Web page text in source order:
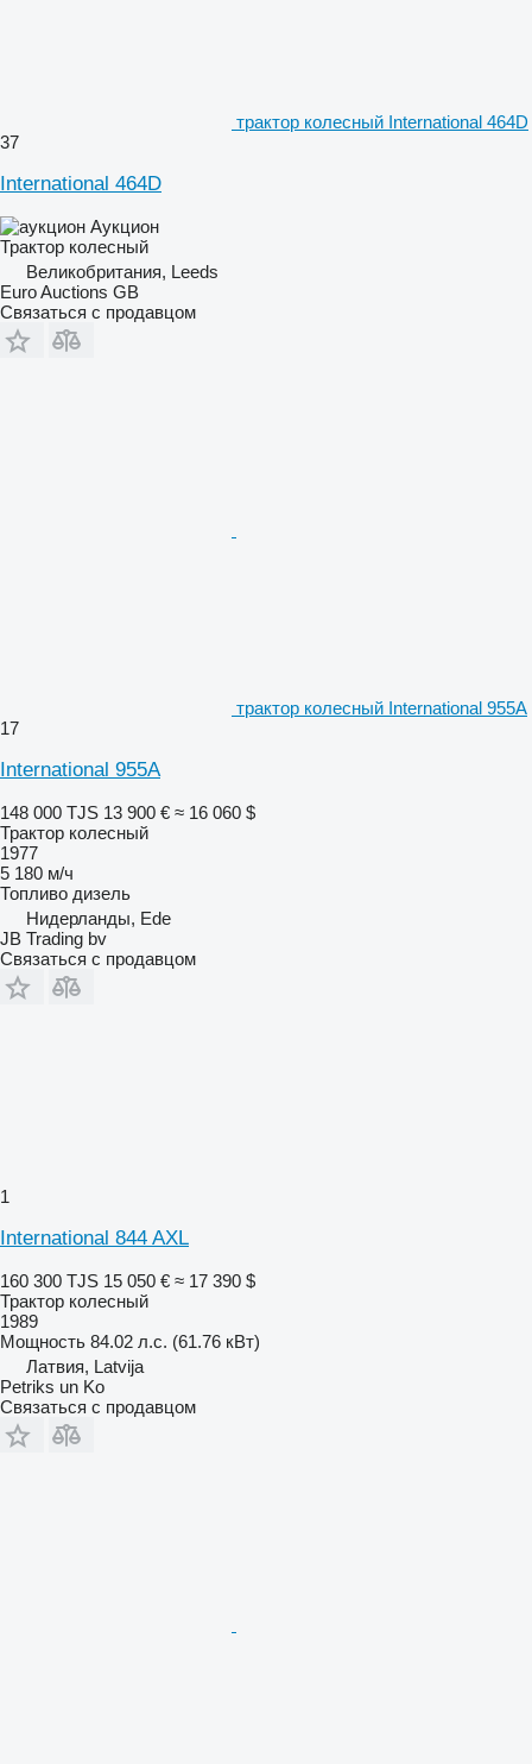
трактор колесный International 464D
37
International 464D
Аукцион
Трактор колесный
Великобритания, Leeds
Euro Auctions GB
Связаться с продавцом
трактор колесный International 955A
17
International 955A
148 000 TJS 13 900 € ≈ 16 060 $
Трактор колесный
1977
5 180 м/ч
Топливо дизель
Нидерланды, Ede
JB Trading bv
Связаться с продавцом
1
International 844 AXL
160 300 TJS 15 050 € ≈ 17 390 $
Трактор колесный
1989
Мощность 84.02 л.с. (61.76 кВт)
Латвия, Latvija
Petriks un Ko
Связаться с продавцом